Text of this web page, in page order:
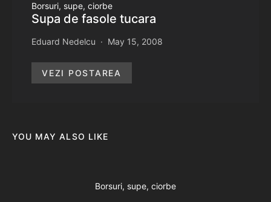
Borsuri, supe, ciorbe
Supa de fasole tucara
Eduard Nedelcu May 15, 2008
VEZI POSTAREA
YOU MAY ALSO LIKE
Borsuri, supe, ciorbe